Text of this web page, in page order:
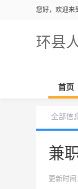
您好，欢迎来
环县
首页
全部信
兼
更新时间